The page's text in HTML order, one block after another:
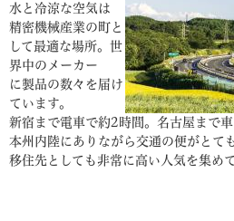
水と冷涼な空気は
精密機械産業の町と
して最適な場所。世
界中のメーカー
に製品の数々を届け
ています。
新宿まで電車で約2時間。名古屋まで
本州内陸にありながら交通の便がとて
移住先としても非常に高い人気を集めて